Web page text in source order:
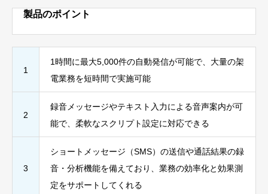
製品のポイント
1
1時間に最大5,000件の自動発信が可能で、大量の架
電業務を短時間で実施可能
2
録音メッセージやテキスト入力による音声案内が可
能で、柔軟なスクリプト設定に対応できる
3
ショートメッセージ（SMS）の送信や通話結果の録
音・分析機能を備えており、業務の効率化と効果測
定をサポートしてくれる